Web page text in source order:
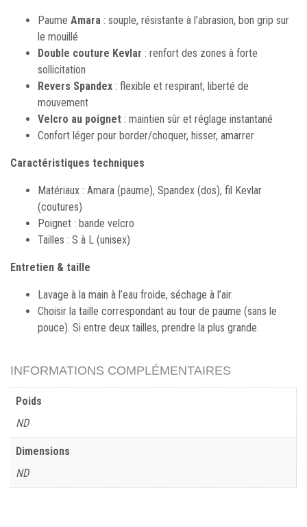
Paume Amara : souple, résistante à l’abrasion, bon grip sur
le mouillé
Double couture Kevlar : renfort des zones à forte
sollicitation
Revers Spandex : flexible et respirant, liberté de
mouvement
Velcro au poignet : maintien sûr et réglage instantané
Confort léger pour border/choquer, hisser, amarrer
Caractéristiques techniques
Matériaux : Amara (paume), Spandex (dos), fil Kevlar
(coutures)
Poignet : bande velcro
Tailles : S à L (unisex)
Entretien & taille
Lavage à la main à l’eau froide, séchage à l’air.
Choisir la taille correspondant au tour de paume (sans le
pouce). Si entre deux tailles, prendre la plus grande.
INFORMATIONS COMPLÉMENTAIRES
Poids
ND
Dimensions
ND